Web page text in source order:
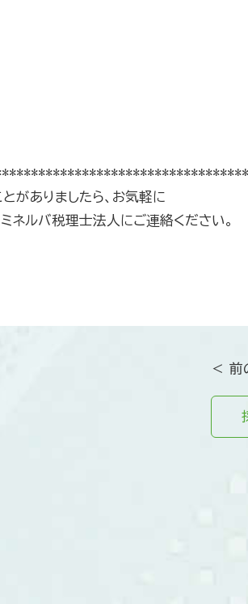
がありましたら、お気軽に
ネルバ税理士法人にご連絡ください。
＜ 前